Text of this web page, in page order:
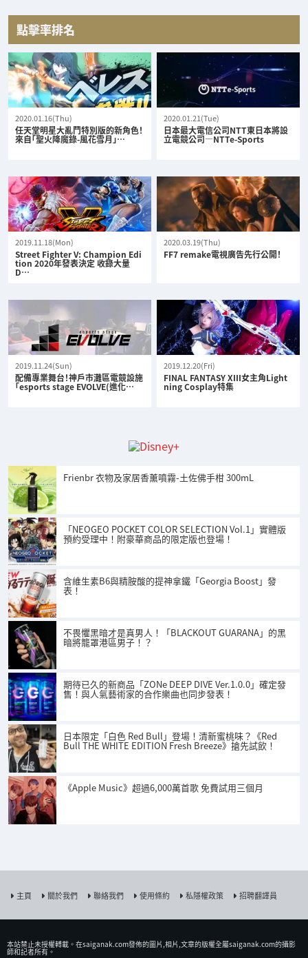
點擊率排名
2020.01.16(Thu)
任天堂明星大亂鬥特別版的新角色！
來自「聖火降魔錄-風花雪月」…
2020.01.21(Tue)
日本最大電信公司NTT東日本將設
立電競公司—NTTe-Sports
2019.11.18(Mon)
Street Fighter V: Champion Edi
tion 2020年發表決定 收錄大量
D…
2020.03.19(Thu)
FF7 remake電視廣告先行公開！
2019.11.24(Sun)
配備專業舞台！神戶市灘區電競設施
「esports stage EVOLVE(進化…
2019.12.20(Fri)
FINAL FANTASY XIII女主角Light
ning Cosplay特集
Frienbr 衣物及家居香薰噴霧-土佐佛手柑 300mL
「NEOGEO POCKET COLOR SELECTION Vol.1」實體版
預約受理中！附豪華商品的限定版也登場！
含維生素B6與精胺酸的提神拿鐵「Georgia Boost」發
表！
不畏懼黑暗才是真男人！「BLACKOUT GUARANA」的黑
暗將籠罩港區男子！？
期待已久的新商品「ZONe DEEP DIVE Ver.1.0.0」確定發
售！與人氣藝術家的合作樂曲也同步發表！
日本限定「白色 Red Bull」登場！清新蜜桃味？《Red
Bull THE WHITE EDITION Fresh Breeze》搶先試飲！
《Apple Music》超過6,000萬首歌 免費試用三個月
主頁 關於我們 聯絡我們 使用條約 私隱權政策 招聘翻譯員
本站禁止未授權𨍭載。在saiganak.com發佈的圖片,相片,文章的版權全屬saiganak.com的攝影
師和記者所有。